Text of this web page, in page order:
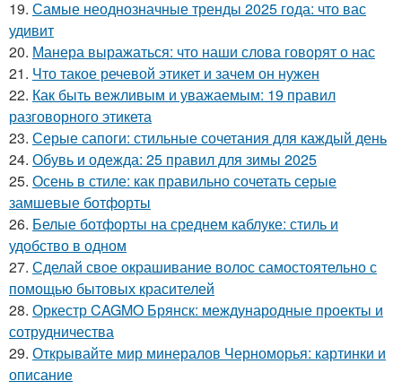
19. Самые неоднозначные тренды 2025 года: что вас
удивит
20. Манера выражаться: что наши слова говорят о нас
21. Что такое речевой этикет и зачем он нужен
22. Как быть вежливым и уважаемым: 19 правил
разговорного этикета
23. Серые сапоги: стильные сочетания для каждый день
24. Обувь и одежда: 25 правил для зимы 2025
25. Осень в стиле: как правильно сочетать серые
замшевые ботфорты
26. Белые ботфорты на среднем каблуке: стиль и
удобство в одном
27. Сделай свое окрашивание волос самостоятельно с
помощью бытовых красителей
28. Оркестр CAGMO Брянск: международные проекты и
сотрудничества
29. Открывайте мир минералов Черноморья: картинки и
описание